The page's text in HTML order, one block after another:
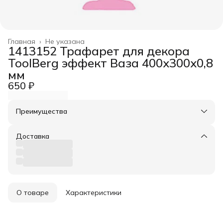
Не указана
Главная ›
1413152 Трафарет для декора
ToolBerg эффект Ваза 400х300х0,8
мм
650 ₽
Преимущества
Оплата частями в Сплит
Удобный возврат
Доставка
О товаре Характеристики